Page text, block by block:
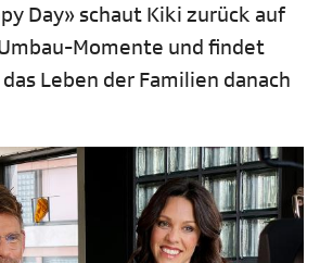
Day» schaut Kiki zurück auf
Momente und findet
Leben der Familien danach